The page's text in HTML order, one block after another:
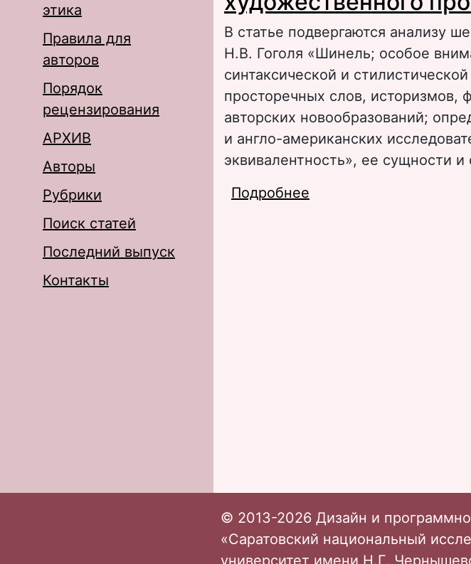
этика
Правила для
авторов
Порядок
рецензирования
АРХИВ
Авторы
Рубрики
Поиск статей
Последний выпуск
Контакты
В статье подвергаются анализу
Н.В. Гоголя «Шинель; особое
синтаксической и
просторечных слов, историзмов,
авторских новообразований;
и англо-американских
эквивалентность», ее сущности и
Подробнее
© 2013-2026 Дизайн и
«Саратовский национальный
университет имени Н.Г.